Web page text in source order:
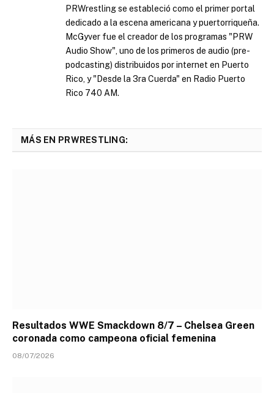
PRWrestling se estableció como el primer portal
dedicado a la escena americana y puertorriqueña.
McGyver fue el creador de los programas "PRW
Audio Show", uno de los primeros de audio (pre-
podcasting) distribuidos por internet en Puerto
Rico, y "Desde la 3ra Cuerda" en Radio Puerto
Rico 740 AM.
MÁS EN PRWRESTLING:
Resultados WWE Smackdown 8/7 – Chelsea Green
coronada como campeona oficial femenina
08/07/2026